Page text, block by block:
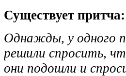
Существует притча:
Однажды, у одного
решили спросить,
они подошли и